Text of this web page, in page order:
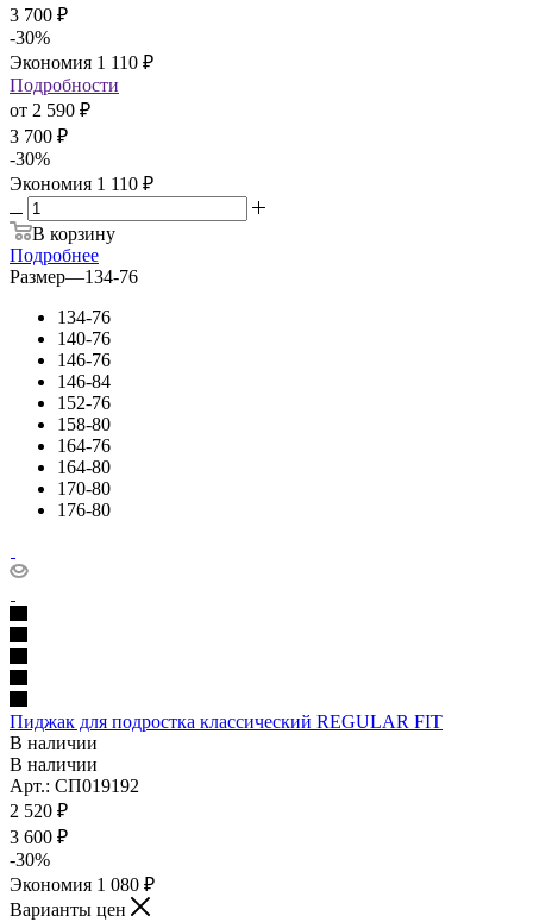
3 700 ₽
-30%
Экономия 1 110 ₽
Подробности
от 2 590 ₽
3 700 ₽
-30%
Экономия 1 110 ₽
В корзину
Подробнее
Размер—134-76
134-76
140-76
146-76
146-84
152-76
158-80
164-76
164-80
170-80
176-80
Пиджак для подростка классический REGULAR FIT
В наличии
В наличии
Арт.: СП019192
2 520 ₽
3 600 ₽
-30%
Экономия 1 080 ₽
Варианты цен